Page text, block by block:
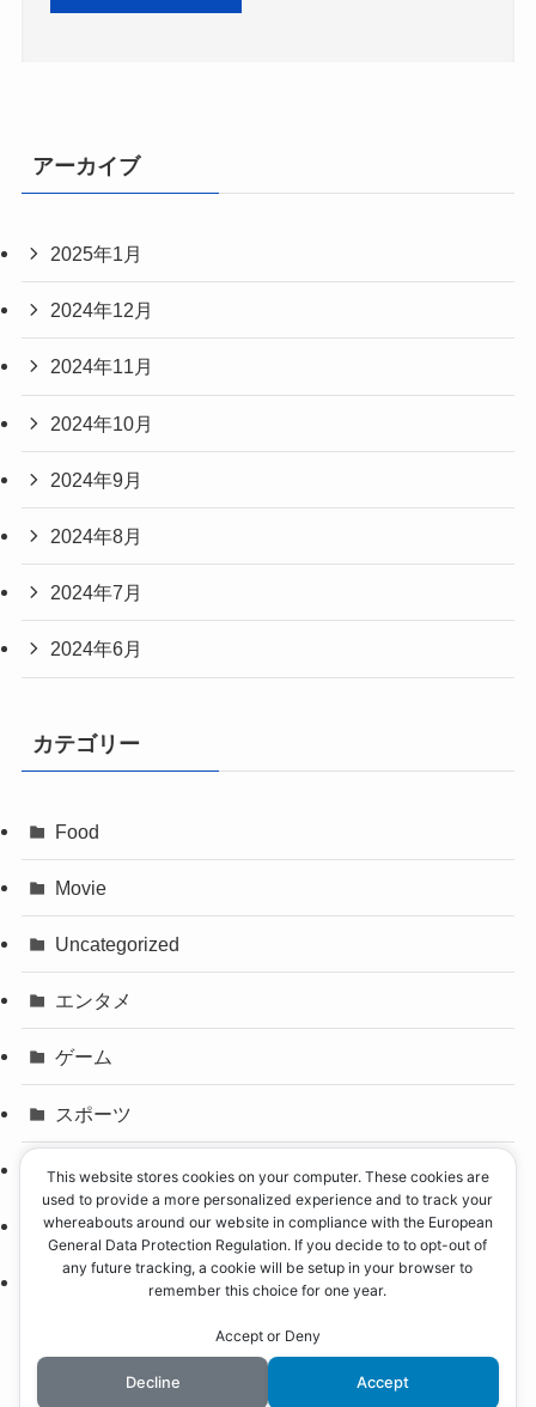
アーカイブ
2025年1月
2024年12月
2024年11月
2024年10月
2024年9月
2024年8月
2024年7月
2024年6月
カテゴリー
Food
Movie
Uncategorized
エンタメ
ゲーム
スポーツ
パリオリンピック
事件
政治
This website stores cookies on your computer. These cookies are
used to provide a more personalized experience and to track your
whereabouts around our website in compliance with the European
General Data Protection Regulation. If you decide to to opt-out of
any future tracking, a cookie will be setup in your browser to
remember this choice for one year.
Accept or Deny
Decline Accept